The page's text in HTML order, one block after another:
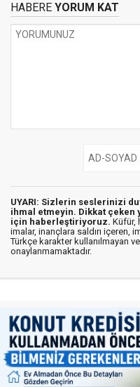
HABERE YORUM KAT
UYARI: Sizlerin seslerinizi
ihmal etmeyin. Dikkat
için haberleştiriyoruz. Küfür,
imalar, inançlara saldırı içeren,
Türkçe karakter kullanılmayan
onaylanmamaktadır.